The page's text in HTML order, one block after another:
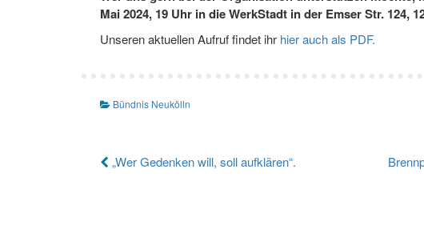
Mai 2024, 19 Uhr in die WerkStadt in der Emser Str. 124,
Unseren aktuellen Aufruf findet ihr hier auch als PDF.
Bündnis Neukölln
Beitragsnavigation
„Wer Gedenken will, soll aufklären“.